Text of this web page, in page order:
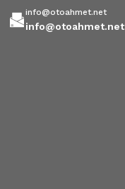
info@otoahmet.net
info@otoahmet.net